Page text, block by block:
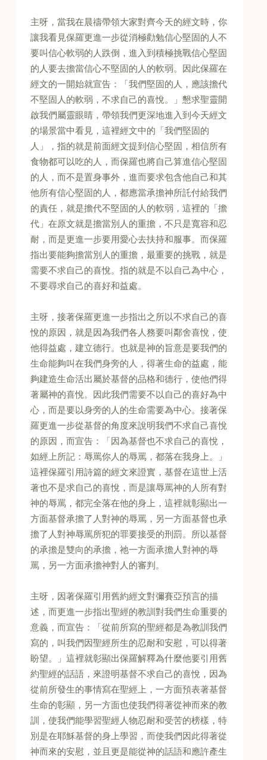
主呀，當我在晨禱帶領大家對齊今天的經文時，你
讓我看見保羅更進一步從消極勸勉信心堅固的人不
要叫信心軟弱的人跌倒，進入到積極挑戰信心堅固
的人要去擔當信心不堅固的人的軟弱。因此保羅在
經文的一開始就宣告：「我們堅固的人，應該擔代
不堅固人的軟弱，不求自己的喜悅。」懇求聖靈開
啟我們屬靈眼睛，帶領我們更深地進入到今天經文
的場景當中看見，這裡經文中的「我們堅固的
人」，指的就是前面經文提到信心堅固，相信所有
食物都可以吃的人，而保羅也將自己算進信心堅固
的人，而不是置身事外，進而要求包含他自己和其
他所有信心堅固的人，都應當承擔神所託付給我們
的責任，就是擔代不堅固的人的軟弱，這裡的「擔
代」在原文就是擔當別人的重擔，不只是寬容和忍
耐，而是更進一步要用愛心去扶持和服事。而保羅
指出要能夠擔當別人的重擔，最重要的挑戰，就是
需要不求自己的喜悅。指的就是不以自己為中心，
不要尋求自己的喜好和益處。
主呀，接著保羅更進一步指出之所以不求自己的喜
悅的原因，就是因為我們各人務要叫鄰舍喜悅，使
他得益處，建立德行。也就是神的旨意是要我們的
生命能夠叫在我們身旁的人，得著生命的益處，能
夠建造生命活出屬於基督的品格和德行，使他們得
著屬神的喜悅。因此我們需要不以自己的喜好為中
心，而是要以身旁的人的生命需要為中心。接著保
羅更進一步從基督的角度來說明我們不求自己喜悅
的原因，而宣告：「因為基督也不求自己的喜悅，
如經上所記：辱罵你人的辱罵，都落在我身上。」
這裡保羅引用詩篇的經文來證實，基督在這世上活
著也不是求自己的喜悅，而是讓辱罵神的人所有對
神的辱罵，都完全落在他的身上，這裡就彰顯出一
方面基督承擔了人對神的辱罵，另一方面基督也承
擔了人對神辱罵所犯的罪要接受的刑罰。所以基督
的承擔是雙向的承擔，祂一方面承擔人對神的辱
罵，另一方面承擔神對人的審判。
主呀，因著保羅引用舊約經文對彌賽亞預言的描
述，而更進一步指出聖經的教訓對我們生命重要的
意義，而宣告：「從前所寫的聖經都是為教訓我們
寫的，叫我們因聖經所生的忍耐和安慰，可以得著
盼望。」這裡就彰顯出保羅解釋為什麼他要引用舊
約聖經的話語，來證明基督不求自己的喜悅，因為
從前所發生的事情寫在聖經上，一方面預表著基督
生命的彰顯，另一方面也使我們得著從神而來的教
訓，使我們能學習聖經人物忍耐和受苦的榜樣，特
別是在耶穌基督的身上學習，而使我們因此得著從
神而來的安慰，並且更是能從神的話語和應許產生